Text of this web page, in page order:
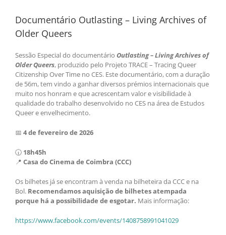
Documentário Outlasting – Living Archives of
Older Queers
Sessão Especial do documentário Outlasting – Living Archives of
Older Queers, produzido pelo Projeto TRACE – Tracing Queer
Citizenship Over Time no CES. Este documentário, com a duração
de 56m, tem vindo a ganhar diversos prémios internacionais que
muito nos honram e que acrescentam valor e visibilidade à
qualidade do trabalho desenvolvido no CES na área de Estudos
Queer e envelhecimento.
📅 4 de fevereiro de 2026
🕡 18h45h
📍 Casa do Cinema de Coimbra (CCC)
Os bilhetes já se encontram à venda na bilheteira da CCC e na
Bol. Recomendamos aquisição de bilhetes atempada
porque há a possibilidade de esgotar. Mais informação:
https://www.facebook.com/events/1408758991041029